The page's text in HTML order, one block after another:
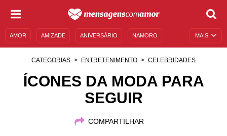
MAIS
AMOR AMIZADE ANIVERSÁRIO NAMORO
UNIVERSO FEMININO
MENSAGENS DE ANIVERSÁRIO
CATEGORIAS ENTRETENIMENTO CELEBRIDADES
ÍCONES DA MODA PARA
SEGUIR
COMPARTILHAR